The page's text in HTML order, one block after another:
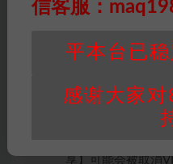
积分说明
∶剧本杀
身价值，本站积分
站整理资料的时间
重要提醒∶任何情况
问或购买使用引起
享】可能会被取消
信客服：
平本台已
感谢大家